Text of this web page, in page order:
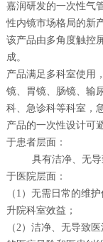
嘉润研发的一次性气
性内镜市场格局的新
该产品由多角度触控
成。
产品满足多科室使用
镜、胃镜、肠镜、输
科、急诊科等科室，
产品的一次性设计可
于患者层面：
具有洁净、无导致
于医院层面：
（1）无需日常的维
升院科室效益；
（2）洁净、无导致